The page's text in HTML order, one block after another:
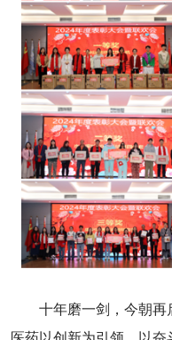
十年磨一剑，今朝再